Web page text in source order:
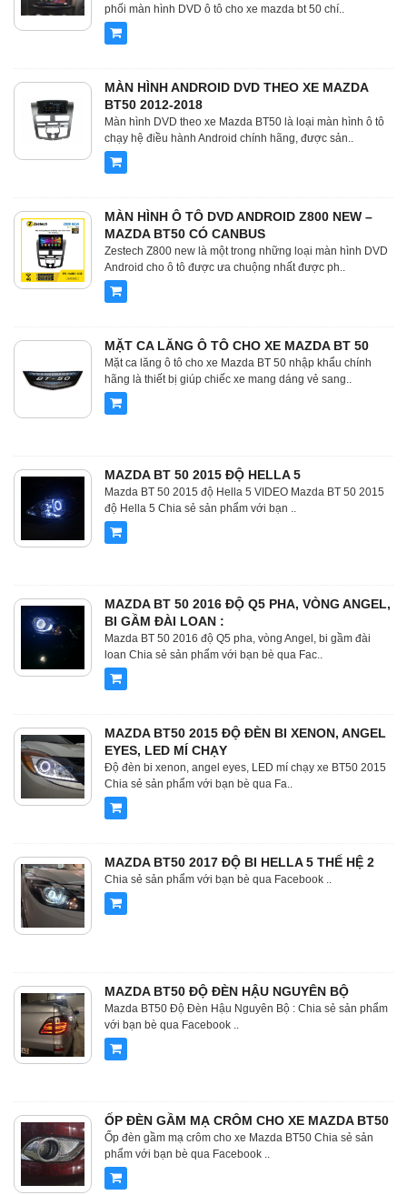
phối màn hình DVD ô tô cho xe mazda bt 50 chí..
MÀN HÌNH ANDROID DVD THEO XE MAZDA
BT50 2012-2018
Màn hình DVD theo xe Mazda BT50 là loại màn hình ô tô
chạy hệ điều hành Android chính hãng, được sản..
MÀN HÌNH Ô TÔ DVD ANDROID Z800 NEW –
MAZDA BT50 CÓ CANBUS
Zestech Z800 new là một trong những loại màn hình DVD
Android cho ô tô được ưa chuộng nhất được ph..
MẶT CA LĂNG Ô TÔ CHO XE MAZDA BT 50
Mặt ca lăng ô tô cho xe Mazda BT 50 nhập khẩu chính
hãng là thiết bị giúp chiếc xe mang dáng vẻ sang..
MAZDA BT 50 2015 ĐỘ HELLA 5
Mazda BT 50 2015 độ Hella 5 VIDEO Mazda BT 50 2015
độ Hella 5 Chia sẻ sản phẩm với bạn ..
MAZDA BT 50 2016 ĐỘ Q5 PHA, VÒNG ANGEL,
BI GẦM ĐÀI LOAN :
Mazda BT 50 2016 độ Q5 pha, vòng Angel, bi gầm đài
loan Chia sẻ sản phẩm với bạn bè qua Fac..
MAZDA BT50 2015 ĐỘ ĐÈN BI XENON, ANGEL
EYES, LED MÍ CHẠY
Độ đèn bi xenon, angel eyes, LED mí chạy xe BT50 2015
Chia sẻ sản phẩm với bạn bè qua Fa..
MAZDA BT50 2017 ĐỘ BI HELLA 5 THẾ HỆ 2
Chia sẻ sản phẩm với bạn bè qua Facebook ..
MAZDA BT50 ĐỘ ĐÈN HẬU NGUYÊN BỘ
Mazda BT50 Độ Đèn Hậu Nguyên Bộ : Chia sẻ sản phẩm
với bạn bè qua Facebook ..
ỐP ĐÈN GẦM MẠ CRÔM CHO XE MAZDA BT50
Ốp đèn gầm mạ crôm cho xe Mazda BT50 Chia sẻ sản
phẩm với bạn bè qua Facebook ..